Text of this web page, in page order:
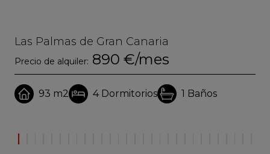
Las Palmas de Gran Canaria
Precio de alquiler: 890 €/mes
93 m2 4 Dormitorios 1 Baños